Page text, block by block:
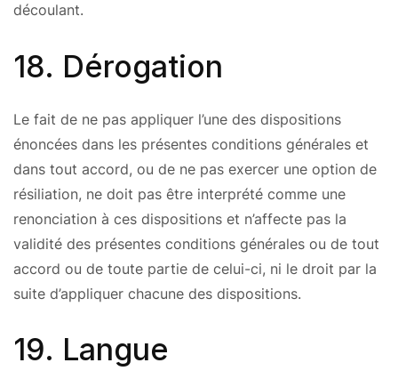
découlant.
18. Dérogation
Le fait de ne pas appliquer l’une des dispositions
énoncées dans les présentes conditions générales et
dans tout accord, ou de ne pas exercer une option de
résiliation, ne doit pas être interprété comme une
renonciation à ces dispositions et n’affecte pas la
validité des présentes conditions générales ou de tout
accord ou de toute partie de celui-ci, ni le droit par la
suite d’appliquer chacune des dispositions.
19. Langue